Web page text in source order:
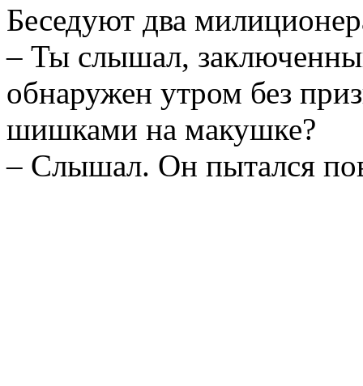
Беседуют два
– Ты слышал,
обнаружен утром без
шишками на макушке?
– Слышал. Он пытался